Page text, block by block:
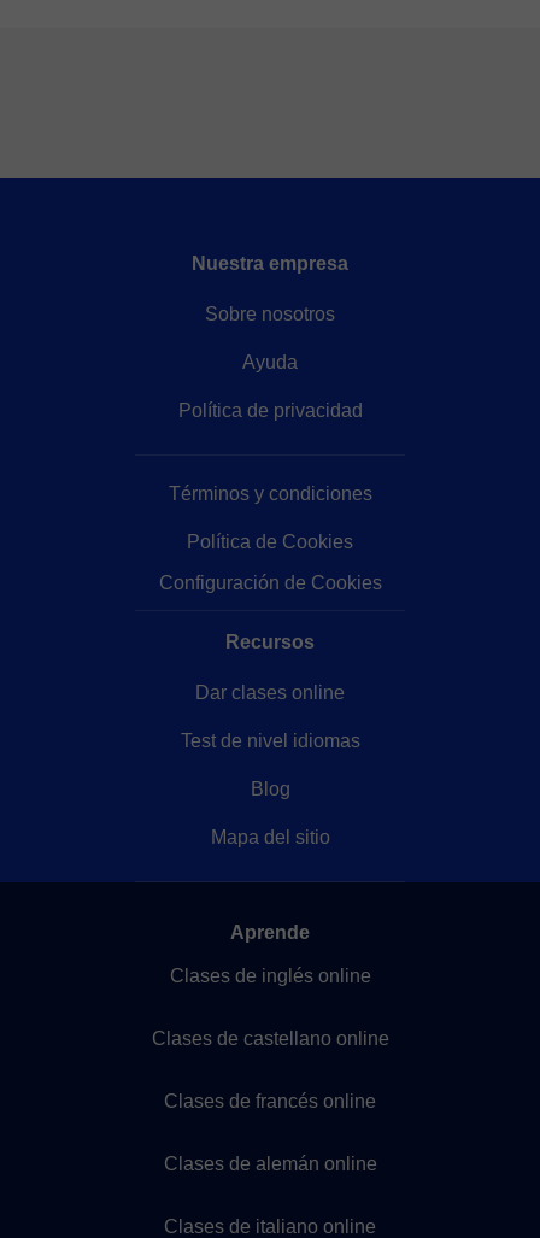
Nuestra empresa
Sobre nosotros
Ayuda
Política de privacidad
Términos y condiciones
Política de Cookies
Configuración de Cookies
Recursos
Dar clases online
Test de nivel idiomas
Blog
Mapa del sitio
Aprende
Clases de inglés online
Clases de castellano online
Clases de francés online
Clases de alemán online
Clases de italiano online